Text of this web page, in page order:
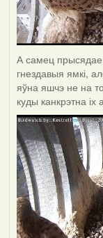
А самец прысядае
гнездавыя ямкі,
яўна яшчэ не на
куды канкрэтна іх